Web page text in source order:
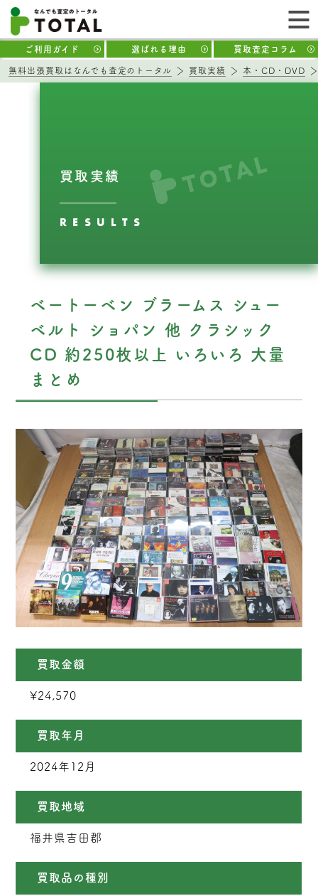
ご利用ガイド 選ばれる理由 買取査定コラム
無料出張買取はなんでも査定のトータル 買取実績 本・CD・DVD
買取実績
RESULTS
ベートーベン ブラームス シュー
ベルト ショパン 他 クラシック
CD 約250枚以上 いろいろ 大量
まとめ
買取金額
¥24,570
買取年月
2024年12月
買取地域
福井県吉田郡
買取品の種別